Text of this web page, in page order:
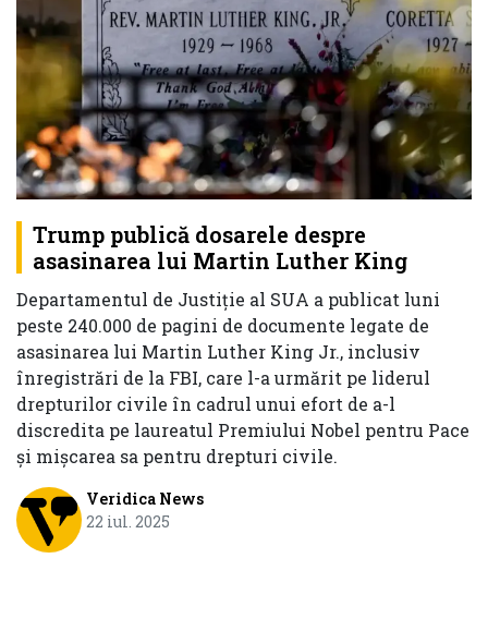
Trump publică dosarele despre
asasinarea lui Martin Luther King
Departamentul de Justiție al SUA a publicat luni
peste 240.000 de pagini de documente legate de
asasinarea lui Martin Luther King Jr., inclusiv
înregistrări de la FBI, care l-a urmărit pe liderul
drepturilor civile în cadrul unui efort de a-l
discredita pe laureatul Premiului Nobel pentru Pace
și mișcarea sa pentru drepturi civile.
Veridica News
22 iul. 2025